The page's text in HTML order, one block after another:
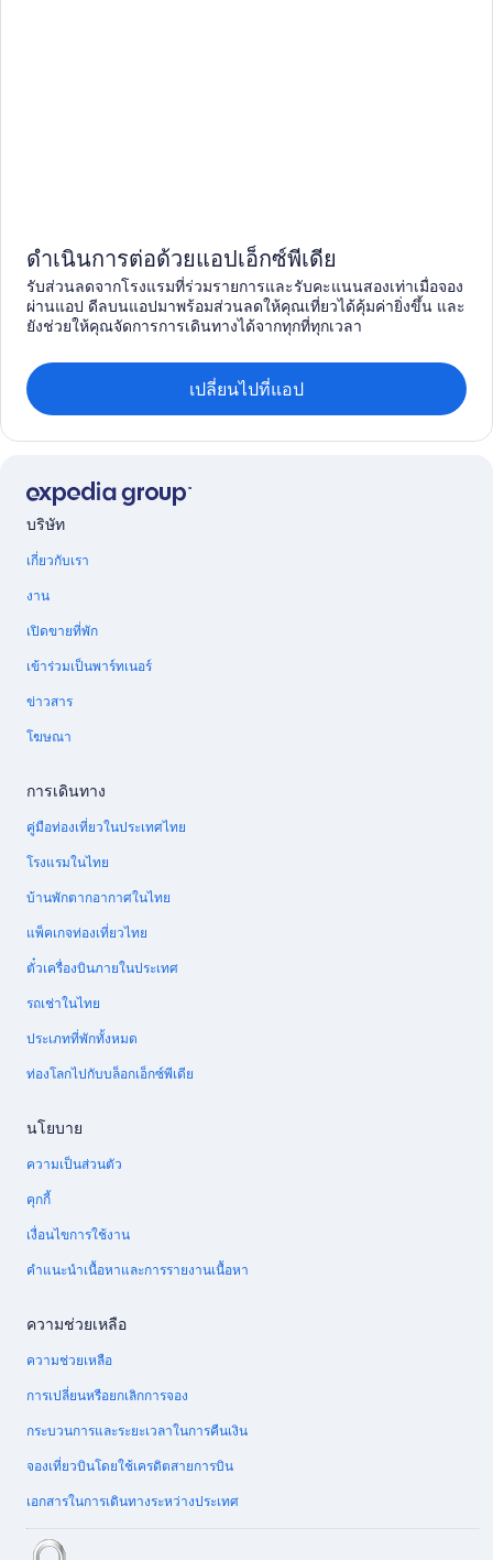
ดำเนินการต่อด้วยแอปเอ็กซ์พีเดีย
รับส่วนลดจากโรงแรมที่ร่วมรายการและรับคะแนนสองเท่าเมื่อจอง
ผ่านแอป ดีลบนแอปมาพร้อมส่วนลดให้คุณเที่ยวได้คุ้มค่ายิ่งขึ้น และ
ยังช่วยให้คุณจัดการการเดินทางได้จากทุกที่ทุกเวลา
เปลี่ยนไปที่แอป
บริษัท
เกี่ยวกับเรา
งาน
เปิดขายที่พัก
เข้าร่วมเป็นพาร์ทเนอร์
ข่าวสาร
โฆษณา
การเดินทาง
คู่มือท่องเที่ยวในประเทศไทย
โรงแรมในไทย
บ้านพักตากอากาศในไทย
แพ็คเกจท่องเที่ยวไทย
ตั๋วเครื่องบินภายในประเทศ
รถเช่าในไทย
ประเภทที่พักทั้งหมด
ท่องโลกไปกับบล็อกเอ็กซ์พีเดีย
นโยบาย
ความเป็นส่วนตัว
คุกกี้
เงื่อนไขการใช้งาน
คำแนะนำเนื้อหาและการรายงานเนื้อหา
ความช่วยเหลือ
ความช่วยเหลือ
การเปลี่ยนหรือยกเลิกการจอง
กระบวนการและระยะเวลาในการคืนเงิน
จองเที่ยวบินโดยใช้เครดิตสายการบิน
เอกสารในการเดินทางระหว่างประเทศ